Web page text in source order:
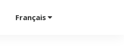
Français